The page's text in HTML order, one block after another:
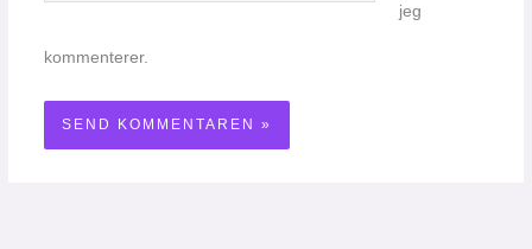
jeg
kommenterer.